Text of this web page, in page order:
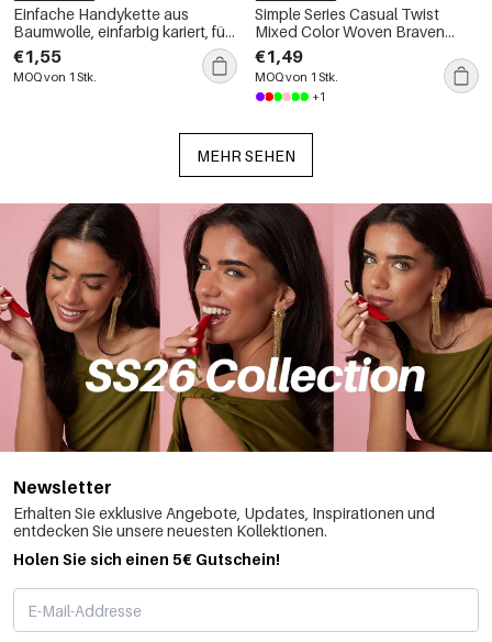
Einfache Handykette aus
Baumwolle, einfarbig kariert, für
den täglichen Gebrauch
€1,55
MOQ von 1 Stk.
Simple Series Casual Twist
Mixed Color Woven Braven
Rope Phone Chain
€1,49
MOQ von 1 Stk.
+1
MEHR SEHEN
Newsletter
Erhalten Sie exklusive Angebote, Updates, Inspirationen und
entdecken Sie unsere neuesten Kollektionen.
Holen Sie sich einen 5€ Gutschein!